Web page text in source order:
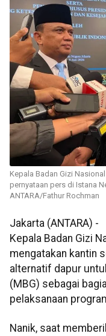
Kepala Badan Gizi
pernyataan pers di Istana
ANTARA/Fathur Rochman
Jakarta (ANTARA) -
Kepala Badan Gizi
mengatakan kantin
alternatif dapur
(MBG) sebagai
pelaksanaan
Nanik, saat